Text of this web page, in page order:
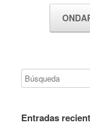
Entradas